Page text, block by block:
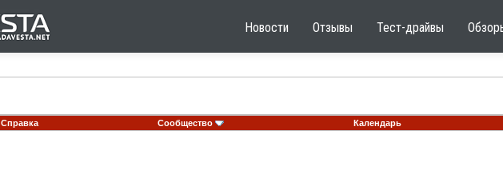
Новости Отзывы Тест-драйвы
Справка Сообщество Календарь